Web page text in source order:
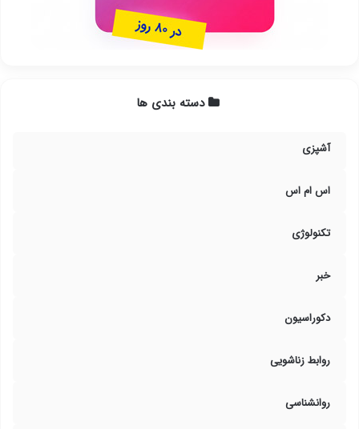
دسته بندی ها
آشپزی
اس ام اس
تکنولوژی
خبر
دکوراسیون
روابط زناشویی
روانشناسی